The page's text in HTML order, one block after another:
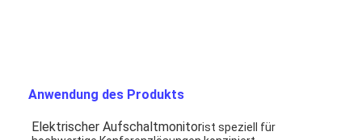
Anwendung des Produkts
Elektrischer Aufschaltmonitorist speziell für